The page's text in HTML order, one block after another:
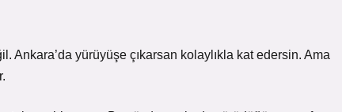
Ankara’da yürüyüşe çıkarsan kolaylıkla kat edersin. Ama